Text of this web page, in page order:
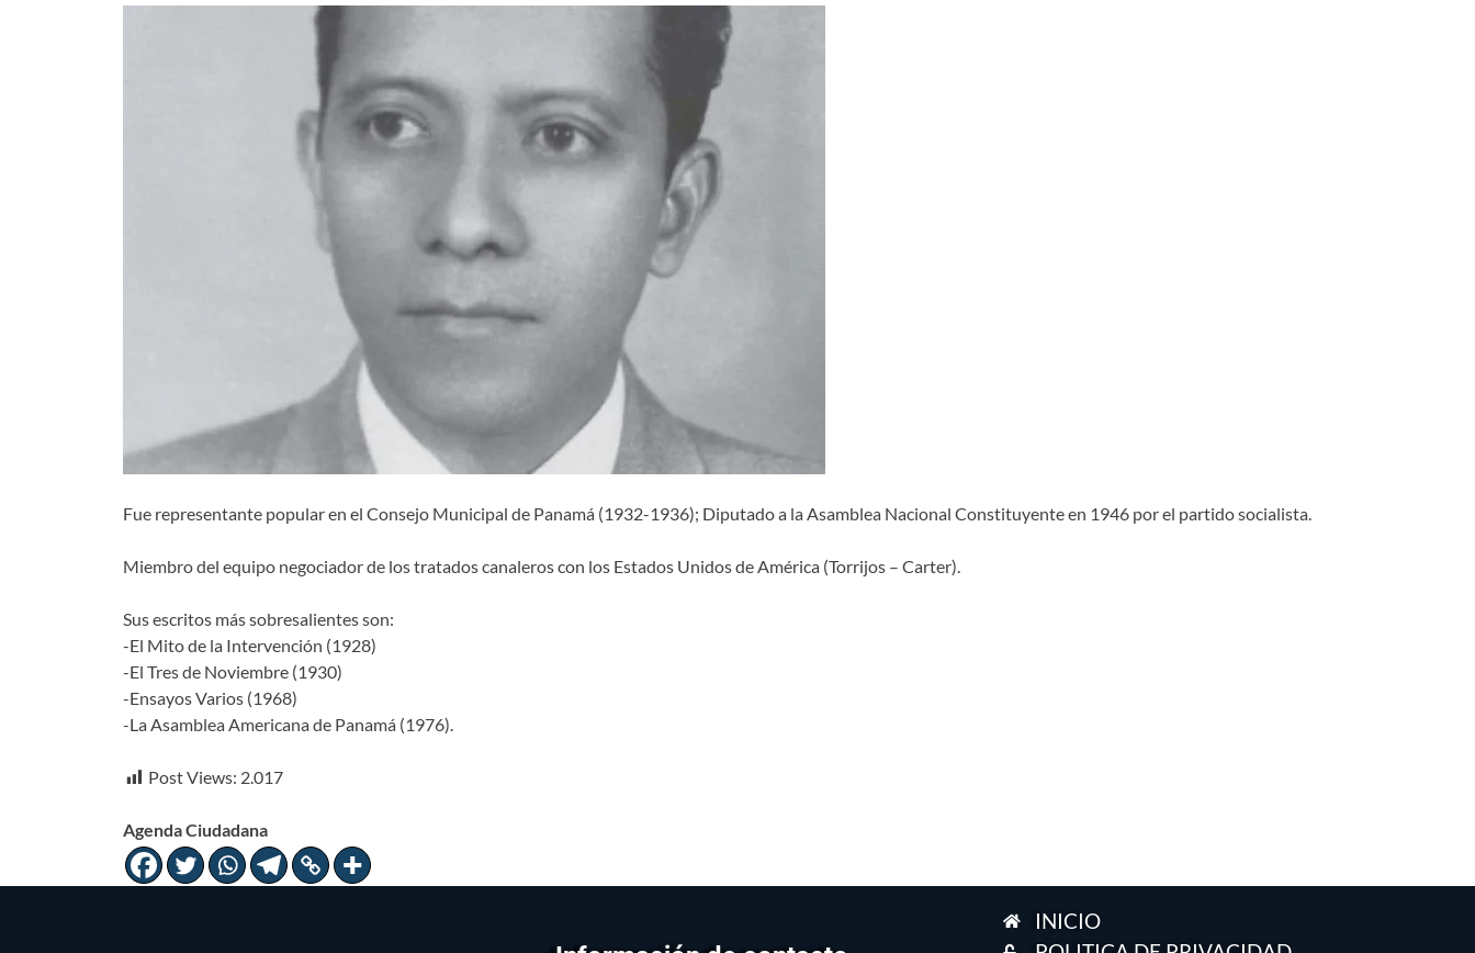
Fue representante popular en el Consejo Municipal de Panamá (1932-1936); Diputado a la Asamblea Nacional Constituyente en 1946 por el partido socialista.
Miembro del equipo negociador de los tratados canaleros con los Estados Unidos de América (Torrijos – Carter).
Sus escritos más sobresalientes son:
-El Mito de la Intervención (1928)
-El Tres de Noviembre (1930)
-Ensayos Varios (1968)
-La Asamblea Americana de Panamá (1976).
Post Views: 2.017
Agenda Ciudadana
INICIO